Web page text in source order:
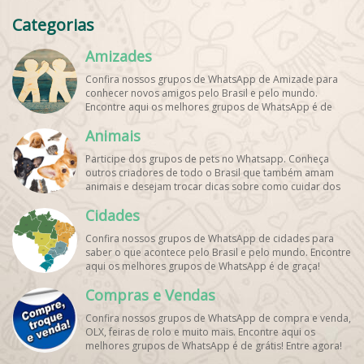
Categorias
Amizades
Confira nossos grupos de WhatsApp de Amizade para
conhecer novos amigos pelo Brasil e pelo mundo.
Encontre aqui os melhores grupos de WhatsApp é de
Animais
Participe dos grupos de pets no Whatsapp. Conheça
outros criadores de todo o Brasil que também amam
animais e desejam trocar dicas sobre como cuidar dos
graça!
Cidades
Confira nossos grupos de WhatsApp de cidades para
saber o que acontece pelo Brasil e pelo mundo. Encontre
aqui os melhores grupos de WhatsApp é de graça!
Compras e Vendas
Confira nossos grupos de WhatsApp de compra e venda,
OLX, feiras de rolo e muito mais. Encontre aqui os
melhores grupos de WhatsApp é de grátis! Entre agora!